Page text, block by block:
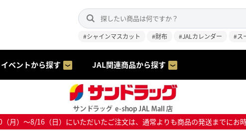
#シャインマスカット #財布 #JALカレンダー #ス
イベントから探す JAL関連商品から探す
月）～8/16（日）にいただいたご注文は、通常よりも商品の発送までにお